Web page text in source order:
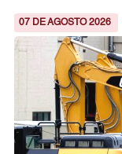
07 DE AGOSTO 2026